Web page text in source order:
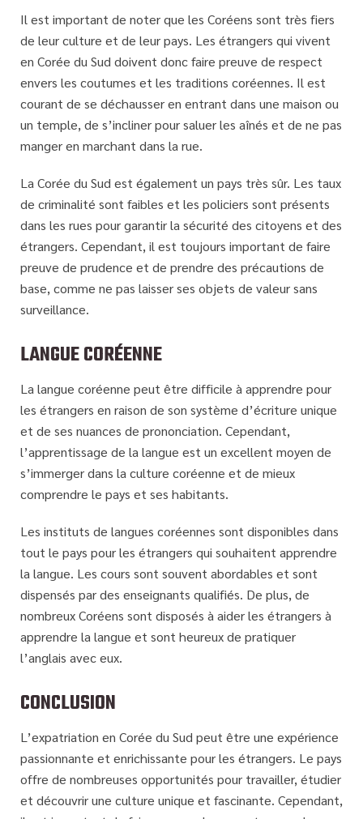
Il est important de noter que les Coréens sont très fiers
de leur culture et de leur pays. Les étrangers qui vivent
en Corée du Sud doivent donc faire preuve de respect
envers les coutumes et les traditions coréennes. Il est
courant de se déchausser en entrant dans une maison ou
un temple, de s’incliner pour saluer les aînés et de ne pas
manger en marchant dans la rue.
La Corée du Sud est également un pays très sûr. Les taux
de criminalité sont faibles et les policiers sont présents
dans les rues pour garantir la sécurité des citoyens et des
étrangers. Cependant, il est toujours important de faire
preuve de prudence et de prendre des précautions de
base, comme ne pas laisser ses objets de valeur sans
surveillance.
LANGUE CORÉENNE
La langue coréenne peut être difficile à apprendre pour
les étrangers en raison de son système d’écriture unique
et de ses nuances de prononciation. Cependant,
l’apprentissage de la langue est un excellent moyen de
s’immerger dans la culture coréenne et de mieux
comprendre le pays et ses habitants.
Les instituts de langues coréennes sont disponibles dans
tout le pays pour les étrangers qui souhaitent apprendre
la langue. Les cours sont souvent abordables et sont
dispensés par des enseignants qualifiés. De plus, de
nombreux Coréens sont disposés à aider les étrangers à
apprendre la langue et sont heureux de pratiquer
l’anglais avec eux.
CONCLUSION
L’expatriation en Corée du Sud peut être une expérience
passionnante et enrichissante pour les étrangers. Le pays
offre de nombreuses opportunités pour travailler, étudier
et découvrir une culture unique et fascinante. Cependant,